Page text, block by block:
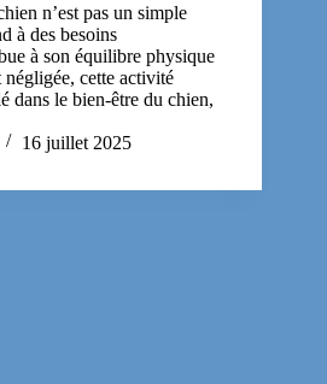
n’est pas un simple
à des besoins
à son équilibre physique
cette activité
dans le bien-être du chien,
16 juillet 2025